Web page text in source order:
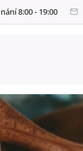
8:00 - 19:00